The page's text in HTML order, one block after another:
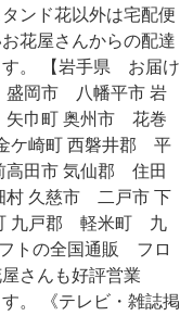
ンド花以外は宅配便
花屋さんからの配達
す。 【岩手県 お届け
盛岡市 八幡平市 岩
巾町 奥州市 花巻
崎町 西磐井郡 平
田市 気仙郡 住田
久慈市 二戸市 下
九戸郡 軽米町 九
トの全国通販 フロ
さんも好評営業
。 《テレビ・雑誌掲